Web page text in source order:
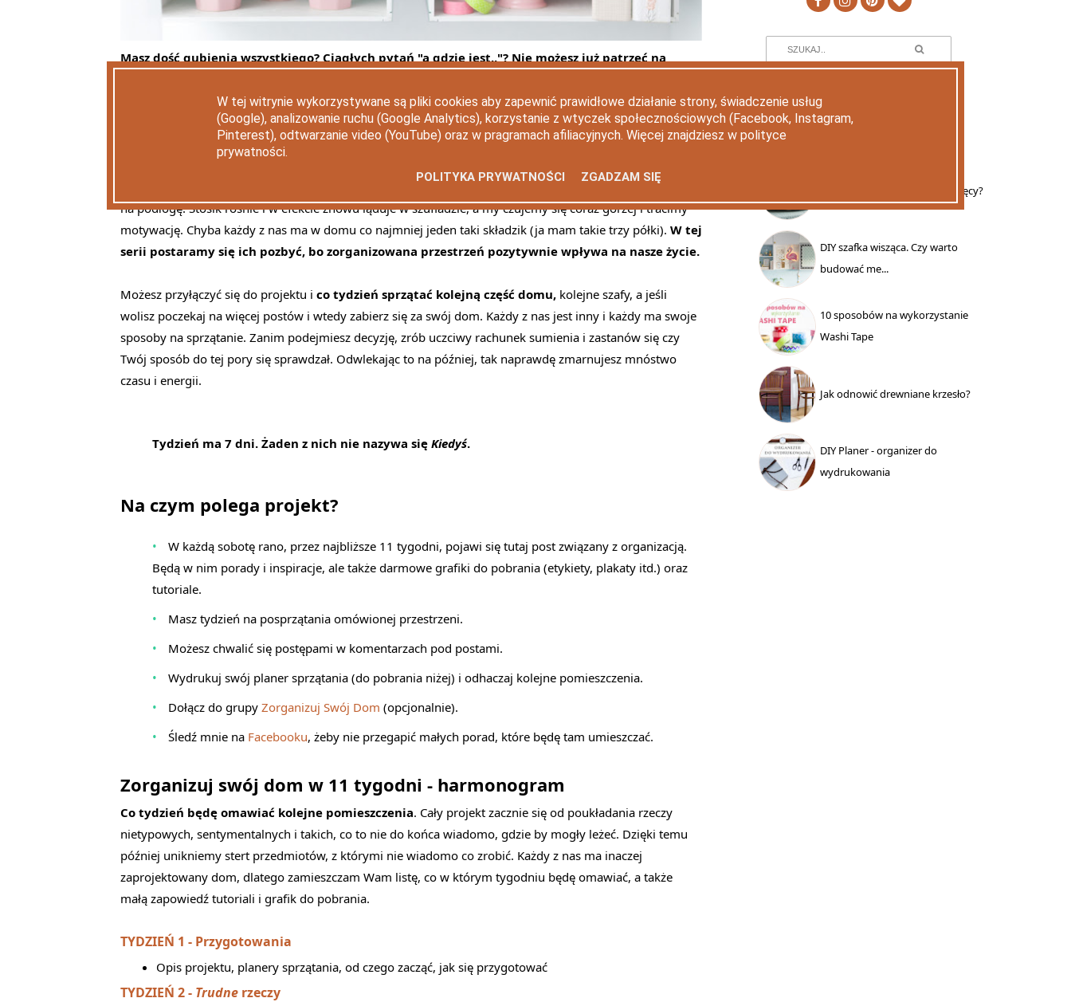
Masz dość gubienia wszystkiego? Ciągłych pytań "a gdzie jest.."? Nie możesz już patrzeć na
Wiele osób zaczyna sprzątać i organizować dopiero, kiedy do szafy nic się już nie da upchać, a z szuflad
miejsce. Problem pojawia się, kiedy nie wiemy gdzie pochować te wszystkie przedmioty i odkładamy je
na podłogę. Stosik rośnie i w efekcie znowu ląduje w szufladzie, a my czujemy się coraz gorzej i tracimy
motywację. Chyba każdy z nas ma w domu co najmniej jeden taki składzik (ja mam takie trzy półki).W tej
serii postaramy się ich pozbyć, bo zorganizowana przestrzeń pozytywnie wpływa na nasze życie.
Możesz przyłączyć się do projektu ico tydzień sprzątać kolejną część domu, kolejne szafy, a jeśli
wolisz poczekaj na więcej postów i wtedy zabierz się za swój dom. Każdy z nas jest inny i każdy ma swoje
sposoby na sprzątanie. Zanim podejmiesz decyzję, zrób uczciwy rachunek sumienia i zastanów się czy
Twój sposób do tej pory się sprawdzał. Odwlekając to na później, tak naprawdę zmarnujesz mnóstwo
czasu i energii.
Tydzień ma 7 dni. Żaden z nich nie nazywa sięKiedyś.
Na czym polega projekt?
W każdą sobotę rano, przez najbliższe 11 tygodni, pojawi się tutaj post związany z organizacją.
Będą w nim porady i inspiracje, ale także darmowe grafiki do pobrania (etykiety, plakaty itd.) oraz
tutoriale.
Masz tydzień na posprzątania omówionej przestrzeni.
Możesz chwalić się postępami w komentarzach pod postami.
Wydrukuj swój planer sprzątania (do pobrania niżej) i odhaczaj kolejne pomieszczenia.
Dołącz do grupyZorganizuj Swój Dom (opcjonalnie).
Śledź mnie na Facebooku, żeby nie przegapić małych porad, które będę tam umieszczać.
Zorganizuj swój dom w 11 tygodni - harmonogram
Co tydzień będę omawiać kolejne pomieszczenia. Cały projekt zacznie się od poukładania rzeczy
nietypowych, sentymentalnych i takich, co to nie do końca wiadomo, gdzie by mogły leżeć. Dzięki temu
później unikniemy stert przedmiotów, z którymi nie wiadomo co zrobić. Każdy z nas ma inaczej
zaprojektowany dom, dlatego zamieszczam Wam listę, co w którym tygodniu będę omawiać, a także
małą zapowiedź tutoriali i grafik do pobrania.
TYDZIEŃ 1 - Przygotowania
Opis projektu, planery sprzątania, od czego zacząć, jak się przygotować
TYDZIEŃ 2 - Trudne rzeczy
POPULARNE WPISY
DIY - Jak uszyć kokon niemowlęcy?
DIY szafka wisząca. Czy warto
budować me...
10 sposobów na wykorzystanie
Washi Tape
Jak odnowić drewniane krzesło?
DIY Planer - organizer do
wydrukowania
W tej witrynie wykorzystywane są pliki cookies aby zapewnić prawidłowe działanie strony, świadczenie usług
(Google), analizowanie ruchu (Google Analytics), korzystanie z wtyczek społecznościowych (Facebook, Instagram,
Pinterest), odtwarzanie video (YouTube) oraz w pragramach afiliacyjnych. Więcej znajdziesz w polityce
prywatności.
POLITYKA PRYWATNOŚCI ZGADZAM SIĘ